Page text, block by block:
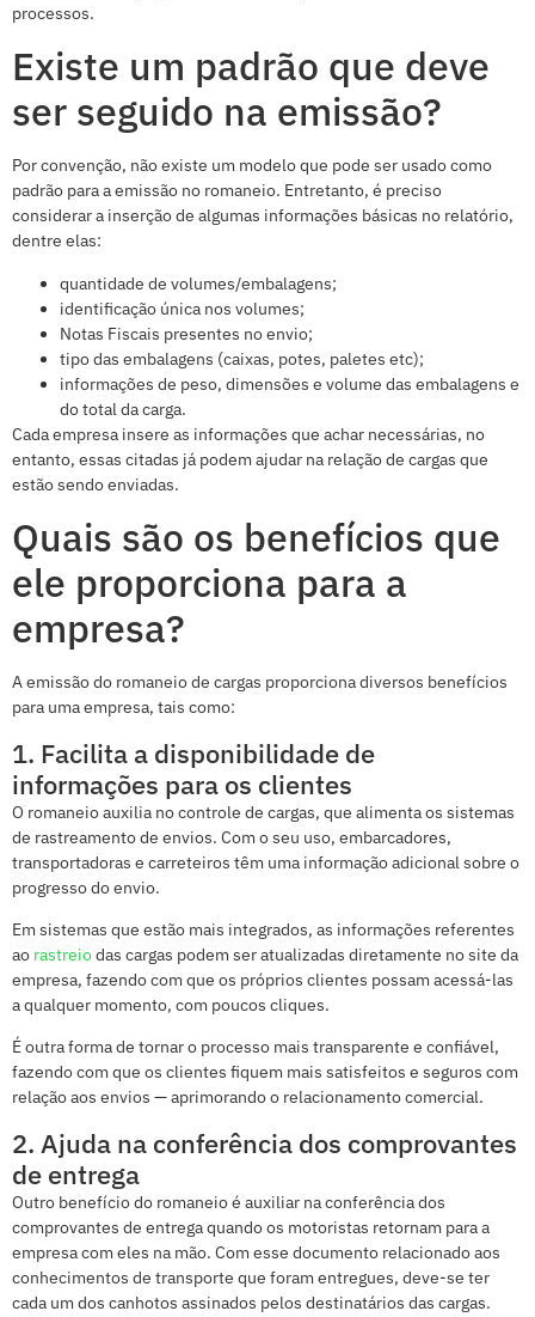
processos.
Existe um padrão que deve
ser seguido na emissão?
Por convenção, não existe um modelo que pode ser usado como
padrão para a emissão no romaneio. Entretanto, é preciso
considerar a inserção de algumas informações básicas no relatório,
dentre elas:
quantidade de volumes/embalagens;
identificação única nos volumes;
Notas Fiscais presentes no envio;
tipo das embalagens (caixas, potes, paletes etc);
informações de peso, dimensões e volume das embalagens e
do total da carga.
Cada empresa insere as informações que achar necessárias, no
entanto, essas citadas já podem ajudar na relação de cargas que
estão sendo enviadas.
Quais são os benefícios que
ele proporciona para a
empresa?
A emissão do romaneio de cargas proporciona diversos benefícios
para uma empresa, tais como:
1. Facilita a disponibilidade de
informações para os clientes
O romaneio auxilia no controle de cargas, que alimenta os sistemas
de rastreamento de envios. Com o seu uso, embarcadores,
transportadoras e carreteiros têm uma informação adicional sobre o
progresso do envio.
Em sistemas que estão mais integrados, as informações referentes
ao rastreiodas cargas podem ser atualizadas diretamente no site da
empresa, fazendo com que os próprios clientes possam acessá-las
a qualquer momento, com poucos cliques.
É outra forma de tornar o processo mais transparente e confiável,
fazendo com que os clientes fiquem mais satisfeitos e seguros com
relação aos envios — aprimorando o relacionamento comercial.
2. Ajuda na conferência dos comprovantes
de entrega
Outro benefício do romaneio é auxiliar na conferência dos
comprovantes de entrega quando os motoristas retornam para a
empresa com eles na mão. Com esse documento relacionado aos
conhecimentos de transporte que foram entregues, deve-se ter
cada um dos canhotos assinados pelos destinatários das cargas.